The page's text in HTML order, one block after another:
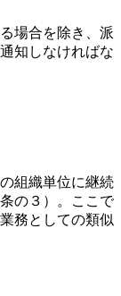
場合を除き、派
知しなければな
組織単位に継続
の３）。ここで
務としての類似